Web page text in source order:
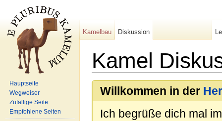
Kamel
Willkommen in der
Ich begrüße dich mal
Kamelbau Diskussion
Hauptseite
Wegweiser
Zufällige Seite
Empfohlene Seiten